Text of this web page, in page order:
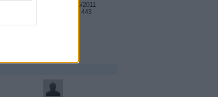
obsah, tak
obsah
Registrace: 6/2011
Příspěvků: 3 443